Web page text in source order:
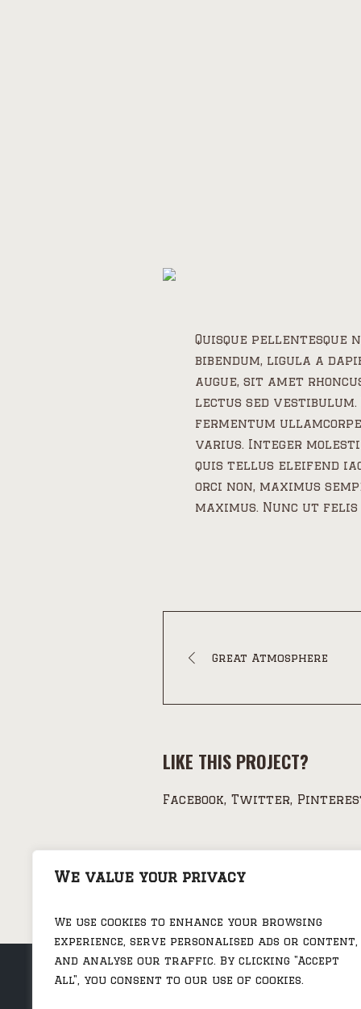
We value your privacy
We use cookies to enhance your browsing
experience, serve personalised ads or content,
and analyse our traffic. By clicking "Accept
All", you consent to our use of cookies.
Quisque pellentesque
bibendum, ligula a
augue, sit amet
lectus sed
fermentum
varius. Integer
quis tellus eleifend
orci non, maximus
maximus. Nunc ut
Great Atmosphere
LIKE THIS PROJECT?
Facebook Twitter